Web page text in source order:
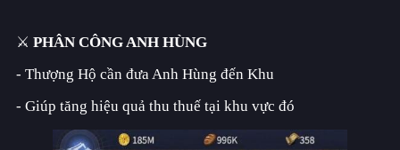
⚔️ PHÂN CÔNG ANH HÙNG
- Thượng Hộ cần đưa Anh Hùng đến Khu
- Giúp tăng hiệu quả thu thuế tại khu vực đó